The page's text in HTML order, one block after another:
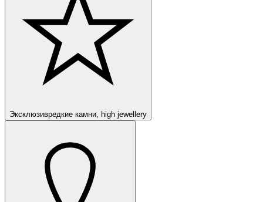
Эксклюзивредкие камни, high jewellery